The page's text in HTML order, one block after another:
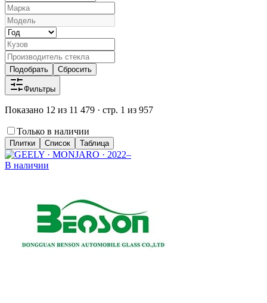
Подобрать Сбросить
Фильтры
Показано 12 из 11 479 · стр. 1 из 957
Только в наличии
Плитки Список Таблица
В наличии